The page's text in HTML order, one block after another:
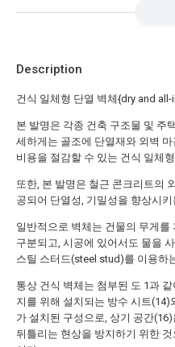
Description
건식 일체형 단열 벽체{dry and
본 발명은 각종 건축 구조물 및 주
세하게는 골조에 단열재와 외벽
비용을 절감할 수 있는 건식 일체
또한, 본 발명은 철근 콘크리트의
공되어 단열성, 기밀성을 향상시
일반적으로 벽체는 건물의 무게
구분되고, 시공에 있어서도 물을
스틸 스터드(steel stud)를 이용하
통상 건식 벽체는 첨부된 도 1과
지를 위해 설치되는 방수 시트
가 설치된 구성으로, 상기 공간
뒤틀리는 현상을 방지하기 위한